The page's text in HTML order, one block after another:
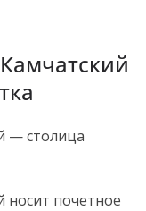
— столица
носит почетное